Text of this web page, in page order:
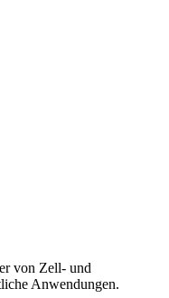
von Zell- und
Anwendungen.